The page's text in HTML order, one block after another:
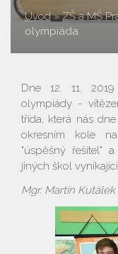
Úvod » ZŠ a MŠ
olympiáda
Dne 12. 11.
olympiády -
třída, která nás
okresním kole
"úspěšný řešitel"
jiných škol
Mgr. Martin Kutálek